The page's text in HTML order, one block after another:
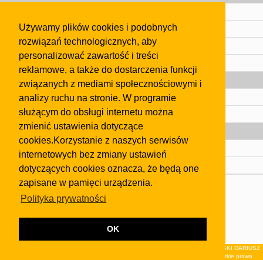
Używamy plików cookies i podobnych
rozwiązań technologicznych, aby
personalizować zawartość i treści
reklamowe, a także do dostarczenia funkcji
związanych z mediami społecznościowymi i
analizy ruchu na stronie. W programie
służącym do obsługi internetu można
zmienić ustawienia dotyczące
cookies.Korzystanie z naszych serwisów
internetowych bez zmiany ustawień
dotyczących cookies oznacza, że będą one
zapisane w pamięci urządzenia.
Polityka prywatności
OK
Kontakt
Regulamin
Gazeta
Olkusz
Kontakt
Strefa dla biznesu
Biura nieruchomości
Dealerzy i autokomisy
Skontaktuj się z nami
regulaminuiPolityki Prywatności.
Klauzula FB
© 2026Wydawnictwo NEON sp. z o.o. (dawniej: FIRMA NEON MAREK KLUCZEWSKI DARIUSZ
KRAWCZYK s.c.) z siedzibą w Olkuszu, ul.Żuradzka 15, 32-300 Olkusz . Wszystkie prawa